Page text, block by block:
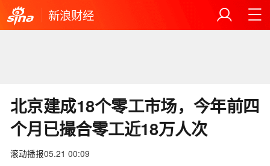
新浪财经
北京建成18个零工市场，今年前四
个月已撮合零工近18万人次
滚动播报05.21 00:09